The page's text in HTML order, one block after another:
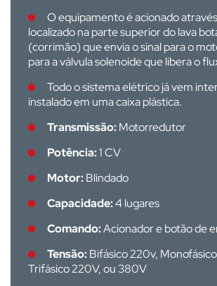
O equipamento é acionado
localizado na parte superior do lava
(corrimão) que envia o sinal para o
para a válvula solenoide que libera o
Todo o sistema elétrico já vem
instalado em uma caixa plástica.
Transmissão:Motorredutor
Potência:1CV
Motor:Blindado
Capacidade:4 lugares
Comando:Acionador e botão de
Tensão:Bifásico 220v,
Trifásico 220V, ou 380V